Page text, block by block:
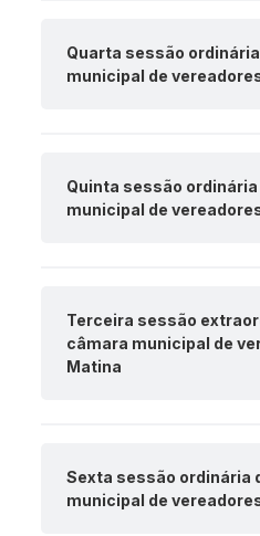
Quarta sessão
municipal de
Quinta sessão
municipal de
Terceira sessão
câmara municipal de
Matina
Sexta sessão ordinária
municipal de